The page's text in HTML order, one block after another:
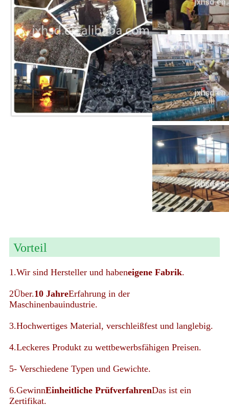
Vorteil
1.Wir sind Hersteller und habeneigene Fabrik.
2Über.10 JahreErfahrung in der
Maschinenbauindustrie.
3.Hochwertiges Material, verschleißfest und langlebig.
4.Leckeres Produkt zu wettbewerbsfähigen Preisen.
5- Verschiedene Typen und Gewichte.
6.GewinnEinheitliche PrüfverfahrenDas ist ein
Zertifikat.